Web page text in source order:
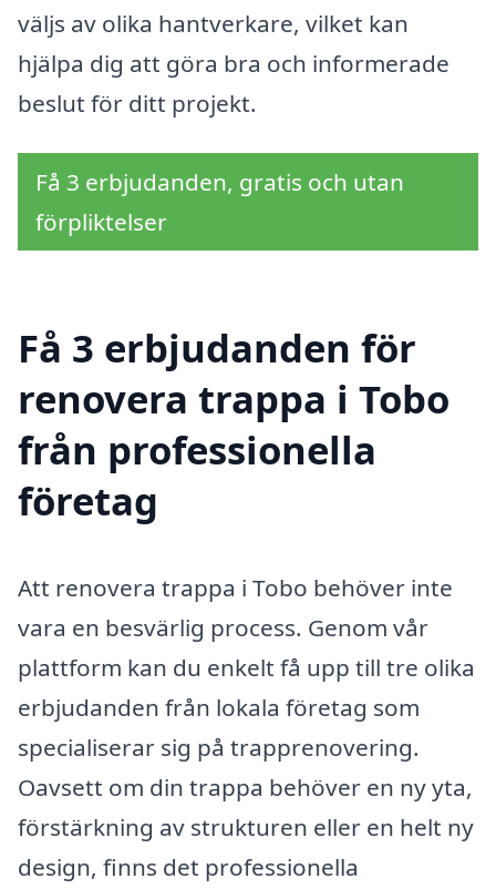
väljs av olika hantverkare, vilket kan
hjälpa dig att göra bra och informerade
beslut för ditt projekt.
Få 3 erbjudanden, gratis och utan
förpliktelser
Få 3 erbjudanden för
renovera trappa i Tobo
från professionella
företag
Att renovera trappa i Tobo behöver inte
vara en besvärlig process. Genom vår
plattform kan du enkelt få upp till tre olika
erbjudanden från lokala företag som
specialiserar sig på trapprenovering.
Oavsett om din trappa behöver en ny yta,
förstärkning av strukturen eller en helt ny
design, finns det professionella